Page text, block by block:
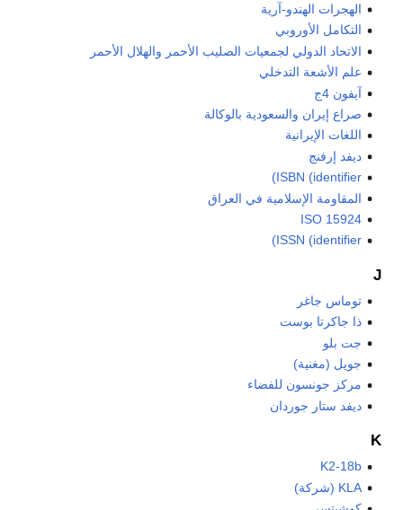
الهجرات الهندو-آرية
التكامل الأوروبي
الاتحاد الدولي لجمعيات الصليب الأحمر والهلال الأحمر
علم الأشعة التدخلي
آيفون 4ج
صراع إيران والسعودية بالوكالة
اللغات الإيرانية
ديفد إرفنج
ISBN (identifier)
المقاومة الإسلامية في العراق
ISO 15924
ISSN (identifier)
J
توماس جاغر
ذا جاكرتا بوست
جت بلو
جويل (مغنية)
مركز جونسون للفضاء
ديفد ستار جوردان
K
K2-18b
KLA (شركة)